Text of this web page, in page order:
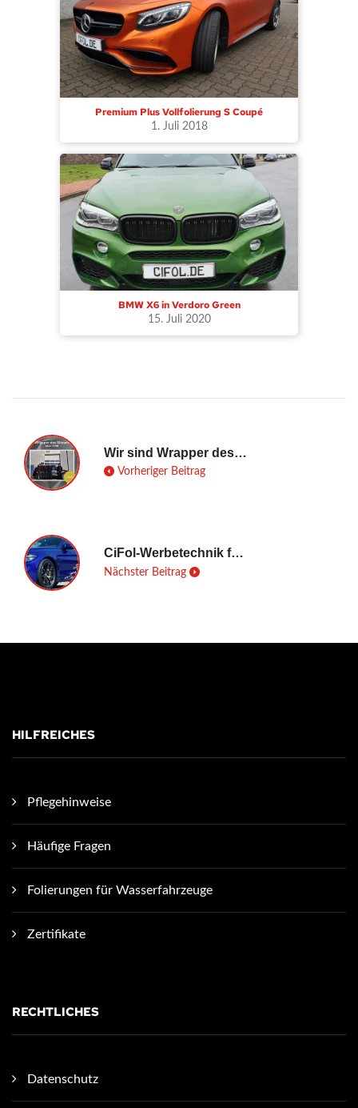
Premium Plus Vollfolierung S Coupé
1. Juli 2018
BMW X6 in Verdoro Green
15. Juli 2020
Wir sind Wrapper des Monats!
Vorheriger Beitrag
CiFol-Werbetechnik foliert einen BMW M4 CS
Nächster Beitrag
HILFREICHES
Pflegehinweise
Häufige Fragen
Folierungen für Wasserfahrzeuge
Zertifikate
RECHTLICHES
Datenschutz